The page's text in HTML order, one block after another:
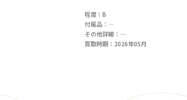
程度：B
付属品：―
その他詳細：―
買取時期：2026年05月